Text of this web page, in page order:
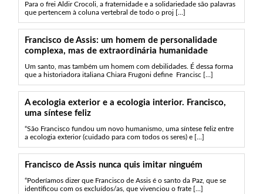
Para o frei Aldir Crocoli, a fraternidade e a solidariedade são palavras
que pertencem à coluna vertebral de todo o proj [...]
Francisco de Assis: um homem de personalidade
complexa, mas de extraordinária humanidade
Um santo, mas também um homem com debilidades. É dessa forma
que a historiadora italiana Chiara Frugoni define Francisc [...]
A ecologia exterior e a ecologia interior. Francisco,
uma síntese feliz
“São Francisco fundou um novo humanismo, uma síntese feliz entre
a ecologia exterior (cuidado para com todos os seres) e [...]
Francisco de Assis nunca quis imitar ninguém
“Poderíamos dizer que Francisco de Assis é o santo da Paz, que se
identificou com os excluídos/as, que vivenciou o frate [...]